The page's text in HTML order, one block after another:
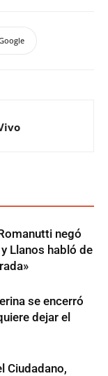
negó
Llanos habló de
se encerró
dejar el
Ciudadano,